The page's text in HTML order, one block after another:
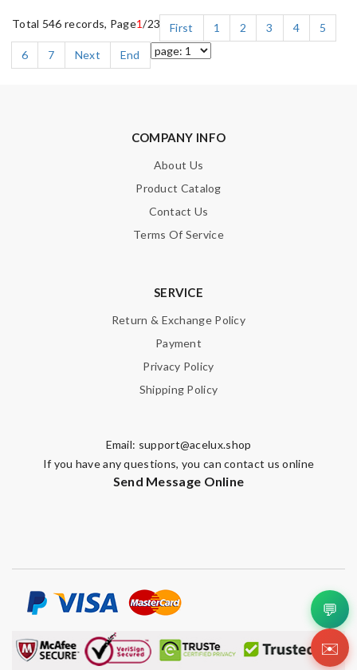
Total 546 records, Page1/23 First 1 2 3 4
5
6
7 Next End
COMPANY INFO
About Us
Product Catalog
Contact Us
Terms Of Service
SERVICE
Return & Exchange Policy
Payment
Privacy Policy
Shipping Policy
Email: support@acelux.shop
If you have any questions, you can contact us online
Send Message Online
💬
✉️